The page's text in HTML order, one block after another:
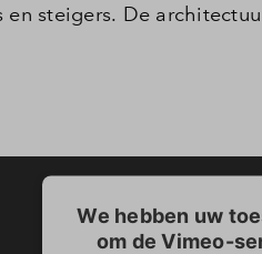
Leeswijzer
steigers. De
We hebben uw
om de Vimeo-